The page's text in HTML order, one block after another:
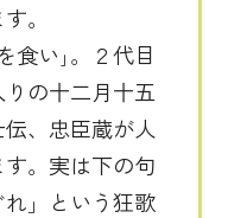
。
食い｣。２代目
の十二月十五
、忠臣蔵が人
。実は下の句
」という狂歌